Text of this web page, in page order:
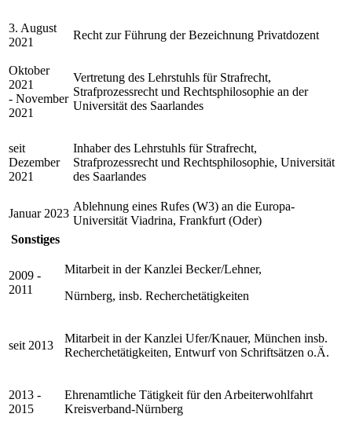
3. August
2021
Recht zur Führung der Bezeichnung Privatdozent
Oktober
2021
- November
2021
Vertretung des Lehrstuhls für Strafrecht,
Strafprozessrecht und Rechtsphilosophie an der
Universität des Saarlandes
seit
Dezember
2021
Inhaber des Lehrstuhls für Strafrecht,
Strafprozessrecht und Rechtsphilosophie, Universität
des Saarlandes
Januar 2023
Ablehnung eines Rufes (W3) an die Europa-
Universität Viadrina, Frankfurt (Oder)
Sonstiges
2009 -
2011
Mitarbeit in der Kanzlei Becker/Lehner,
Nürnberg, insb. Recherchetätigkeiten
seit 2013
Mitarbeit in der Kanzlei Ufer/Knauer, München insb.
Recherchetätigkeiten, Entwurf von Schriftsätzen o.Ä.
2013 -
2015
Ehrenamtliche Tätigkeit für den Arbeiterwohlfahrt
Kreisverband-Nürnberg